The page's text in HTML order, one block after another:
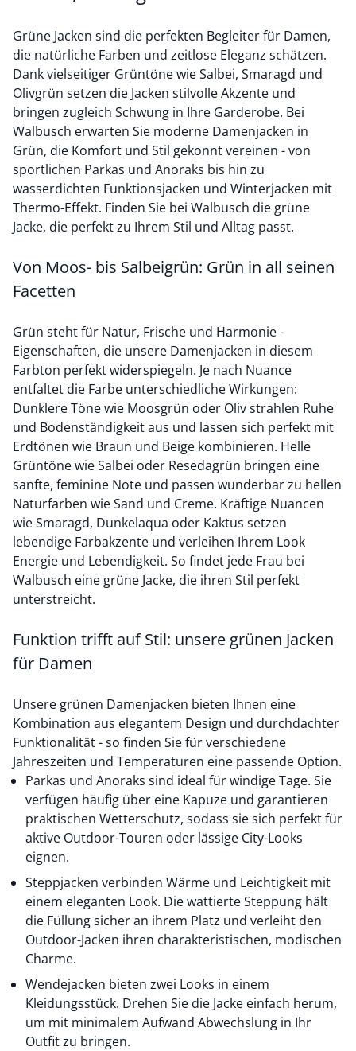
Grüne Jacken sind die perfekten Begleiter für Damen,
die natürliche Farben und zeitlose Eleganz schätzen.
Dank vielseitiger Grüntöne wie Salbei, Smaragd und
Olivgrün setzen die Jacken stilvolle Akzente und
bringen zugleich Schwung in Ihre Garderobe. Bei
Walbusch erwarten Sie moderne Damenjacken in
Grün, die Komfort und Stil gekonnt vereinen - von
sportlichen Parkas und Anoraks bis hin zu
wasserdichten Funktionsjacken und Winterjacken mit
Thermo-Effekt. Finden Sie bei Walbusch die grüne
Jacke, die perfekt zu Ihrem Stil und Alltag passt.
Von Moos- bis Salbeigrün: Grün in all seinen
Facetten
Grün steht für Natur, Frische und Harmonie -
Eigenschaften, die unsere Damenjacken in diesem
Farbton perfekt widerspiegeln. Je nach Nuance
entfaltet die Farbe unterschiedliche Wirkungen:
Dunklere Töne wie Moosgrün oder Oliv strahlen Ruhe
und Bodenständigkeit aus und lassen sich perfekt mit
Erdtönen wie Braun und Beige kombinieren. Helle
Grüntöne wie Salbei oder Resedagrün bringen eine
sanfte, feminine Note und passen wunderbar zu hellen
Naturfarben wie Sand und Creme. Kräftige Nuancen
wie Smaragd, Dunkelaqua oder Kaktus setzen
lebendige Farbakzente und verleihen Ihrem Look
Energie und Lebendigkeit. So findet jede Frau bei
Walbusch eine grüne Jacke, die ihren Stil perfekt
unterstreicht.
Funktion trifft auf Stil: unsere grünen Jacken
für Damen
Unsere grünen Damenjacken bieten Ihnen eine
Kombination aus elegantem Design und durchdachter
Funktionalität - so finden Sie für verschiedene
Jahreszeiten und Temperaturen eine passende Option.
Parkas und Anoraks sind ideal für windige Tage. Sie
verfügen häufig über eine Kapuze und garantieren
praktischen Wetterschutz, sodass sie sich perfekt für
aktive Outdoor-Touren oder lässige City-Looks
eignen.
Steppjacken verbinden Wärme und Leichtigkeit mit
einem eleganten Look. Die wattierte Steppung hält
die Füllung sicher an ihrem Platz und verleiht den
Outdoor-Jacken ihren charakteristischen, modischen
Charme.
Wendejacken bieten zwei Looks in einem
Kleidungsstück. Drehen Sie die Jacke einfach herum,
um mit minimalem Aufwand Abwechslung in Ihr
Outfit zu bringen.